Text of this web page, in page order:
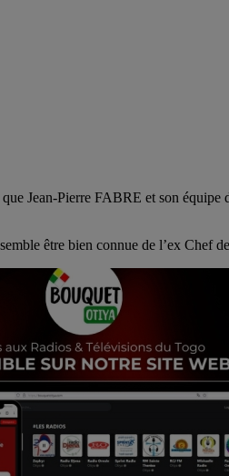
Jean-Pierre FABRE et son équipe
être bien connue de l’ex Chef